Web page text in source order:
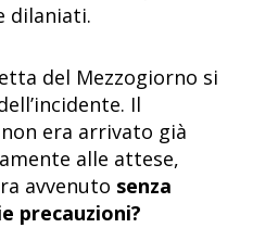
dilaniati.
del Mezzogiorno si
Il
era arrivato già
alle attese,
avvenuto senza
precauzioni?